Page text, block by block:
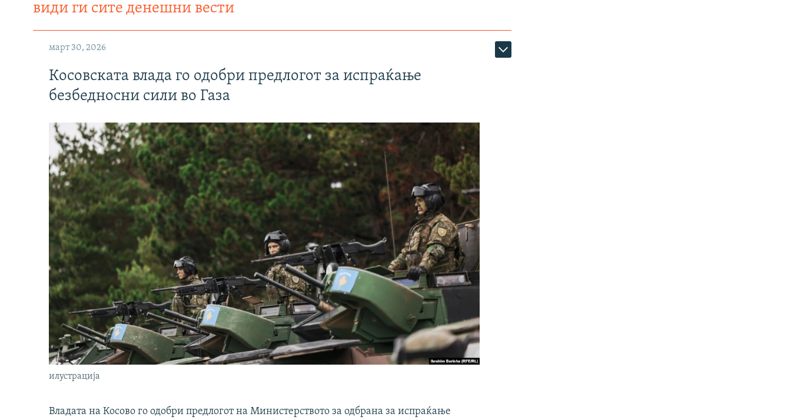
види ги сите денешни вести
март 30, 2026
Косовската влада го одобри предлогот за испраќање
безбедносни сили во Газа
илустрација
Владата на Косово го одобри предлогот на Министерството за одбрана за испраќање